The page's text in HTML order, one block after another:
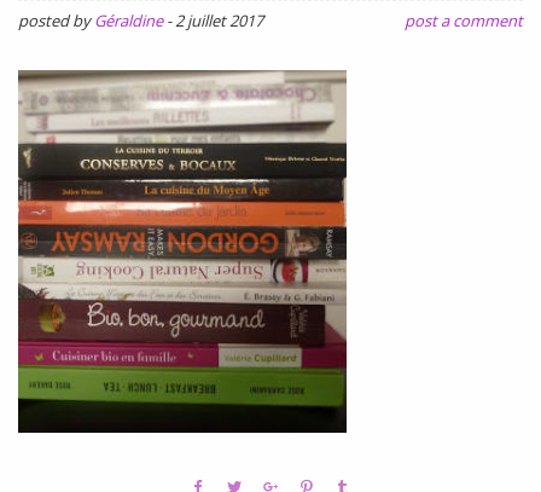
SANS
SANS
SOJA,
SANS
ŒUFS
posted byGéraldine -2 juillet 2017 post a comment